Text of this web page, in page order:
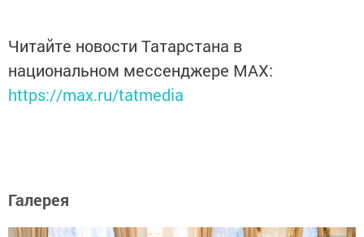
Читайте новости Татарстана в
национальном мессенджере MАХ:
https://max.ru/tatmedia
Галерея